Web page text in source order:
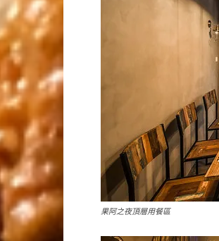
果阿之夜頂層用餐區